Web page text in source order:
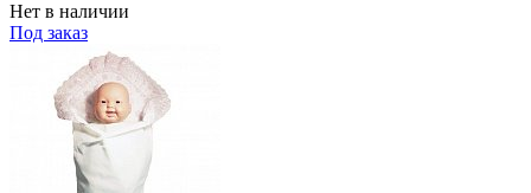
Нет в наличии
Под заказ